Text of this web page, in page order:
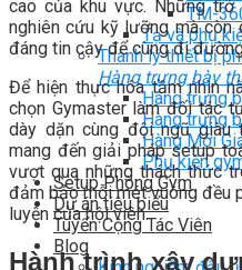
TM-
Tạ và phụ
Thanh lý thiết bị
Hàng trưng bày
Hàng trưng
Hàng trưng
Hàng Mới
Phụ kiện
Setup Phòng Gym
Dự án tiêu biểu
Tuyển Cộng Tác Viên
Blog
cao của khu vực. Những
nghiên cứu kỹ lưỡng mà còn
đáng tin cậy để cùng đi
Để hiện thực hóa tầm nhìn
chọn Gymaster làm đối tác
dày dặn cùng đội ngũ giàu
mang đến giải pháp setup
vượt qua những thách thức
đảm bảo mỗi mét vuông đều
luyện của hội viên.
Hành trình xây